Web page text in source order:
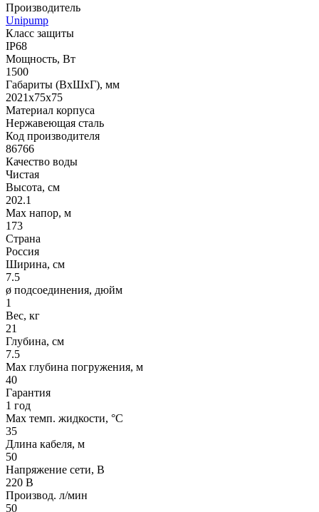
Производитель
Unipump
Класс защиты
IP68
Мощность, Вт
1500
Габариты (ВхШхГ), мм
2021х75х75
Материал корпуса
Нержавеющая сталь
Код производителя
86766
Качество воды
Чистая
Высота, см
202.1
Max напор, м
173
Страна
Россия
Ширина, см
7.5
ø подсоединения, дюйм
1
Вес, кг
21
Глубина, см
7.5
Max глубина погружения, м
40
Гарантия
1 год
Max темп. жидкости, °С
35
Длина кабеля, м
50
Напряжение сети, В
220 В
Производ. л/мин
50